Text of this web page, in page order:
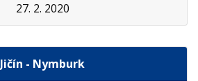
27. 2. 2020
Jičín - Nymburk